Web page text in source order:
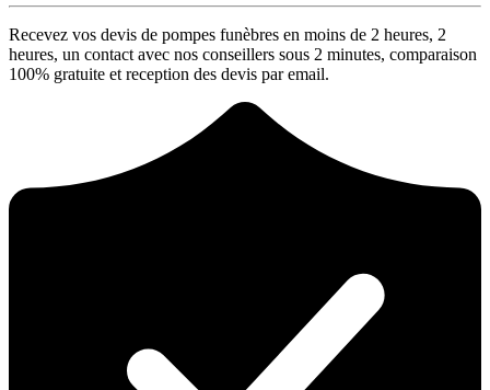
Recevez vos devis de pompes funèbres en moins de 2 heures, 2
heures, un contact avec nos conseillers sous 2 minutes, comparaison
100% gratuite et reception des devis par email.